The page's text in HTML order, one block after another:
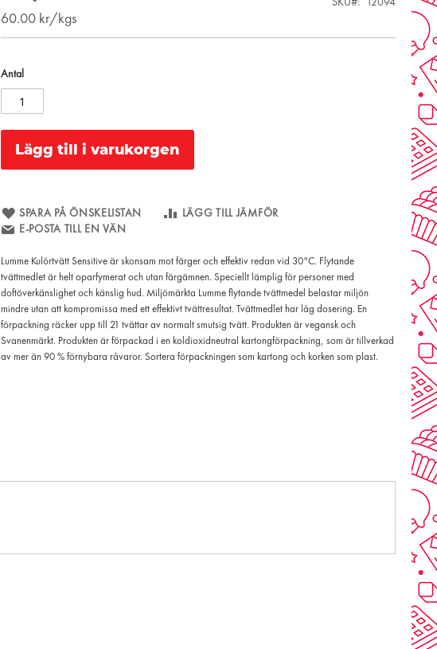
60.00 kr/kgs
SKU
12094
Antal
Lägg till i varukorgen
SPARA PÅ ÖNSKELISTAN
LÄGG TILL JÄMFÖR
E-POSTA TILL EN VÄN
Lumme Kulörtvätt Sensitive är skonsam mot färger och effektiv redan vid 30°C. Flytande
tvättmedlet är helt oparfymerat och utan färgämnen. Speciellt lämplig för personer med
doftöverkänslighet och känslig hud. Miljömärkta Lumme flytande tvättmedel belastar miljön
mindre utan att kompromissa med ett effektivt tvättresultat. Tvättmedlet har låg dosering. En
förpackning räcker upp till 21 tvättar av normalt smutsig tvätt. Produkten är vegansk och
Svanenmärkt. Produkten är förpackad i en koldioxidneutral kartongförpackning, som är tillverkad
av mer än 90 % förnybara råvaror. Sortera förpackningen som kartong och korken som plast.